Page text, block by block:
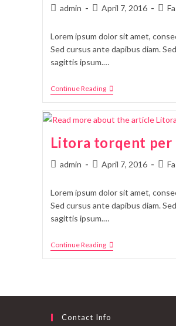
admin April 7, 2016
Lorem ipsum dolor sit amet,
Sed cursus ante dapibus diam.
sagittis ipsum.…
Continue Reading
Litora torqent per
admin April 7, 2016
Lorem ipsum dolor sit amet,
Sed cursus ante dapibus diam.
sagittis ipsum.…
Continue Reading
Contact Info